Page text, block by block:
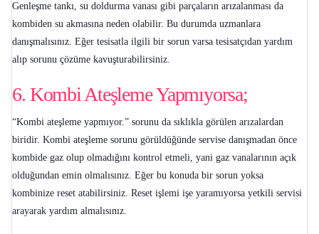
Genleşme tankı, su doldurma vanası gibi parçaların arızalanması da
kombiden su akmasına neden olabilir. Bu durumda uzmanlara
danışmalısınız. Eğer tesisatla ilgili bir sorun varsa tesisatçıdan yardım
alıp sorunu çözüme kavuşturabilirsiniz.
6. Kombi Ateşleme Yapmıyorsa;
“Kombi ateşleme yapmıyor.” sorunu da sıklıkla görülen arızalardan
biridir. Kombi ateşleme sorunu görüldüğünde servise danışmadan önce
kombide gaz olup olmadığını kontrol etmeli, yani gaz vanalarının açık
olduğundan emin olmalısınız. Eğer bu konuda bir sorun yoksa
kombinize reset atabilirsiniz. Reset işlemi işe yaramıyorsa yetkili servisi
arayarak yardım almalısınız.